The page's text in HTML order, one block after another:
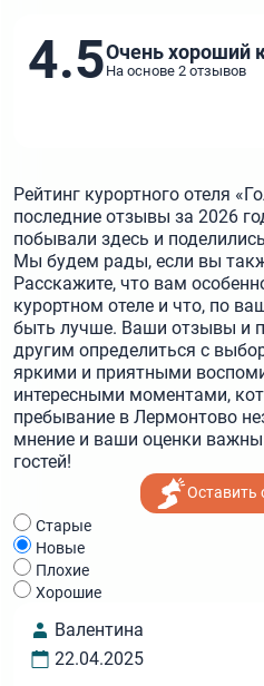
4.5Очень хороший
На основе 2 отзывов
Рейтинг курортного отеля
последние отзывы за 2026
побывали здесь и
Мы будем рады, если вы
Расскажите, что вам
курортном отеле и что, по
быть лучше. Ваши отзывы и
другим определиться с
яркими и приятными
интересными моментами,
пребывание в Лермонтово
мнение и ваши оценки
гостей!
Оставить
Cтарые
Новые
Плохие
Хорошие
Валентина
22.04.2025